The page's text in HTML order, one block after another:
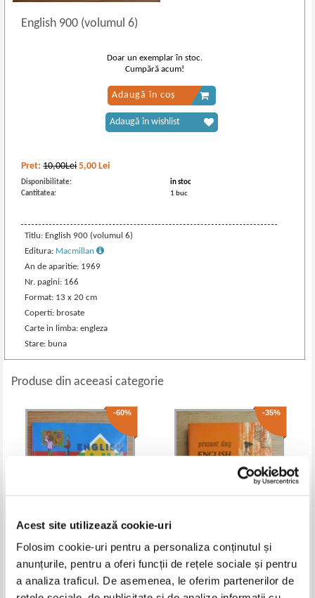
Acest site utilizează cookie-uri
Folosim cookie-uri pentru a personaliza conținutul și
anunțurile, pentru a oferi funcții de rețele sociale și pentru
a analiza traficul. De asemenea, le oferim partenerilor de
English 900 (volumul 6)
Pret:10,00Lei 5,00 Lei
Disponibilitate:
in stoc
Cantitatea:
1 buc
Titlu: English 900 (volumul 6)
Editura: Macmillan
An de aparitie: 1969
Nr. pagini: 166
Format: 13 x 20 cm
Coperti: brosate
Carte in limba: engleza
Stare: buna
Doar un exemplar în stoc.
Cumpără acum!
Adaugă în coș
Adaugă în wishlist
Produse din aceeasi categorie
-60%
Carol Read - English club.
clasa a III-a (1996)
-35%
E. Frank Candlin - English for
10,00Lei